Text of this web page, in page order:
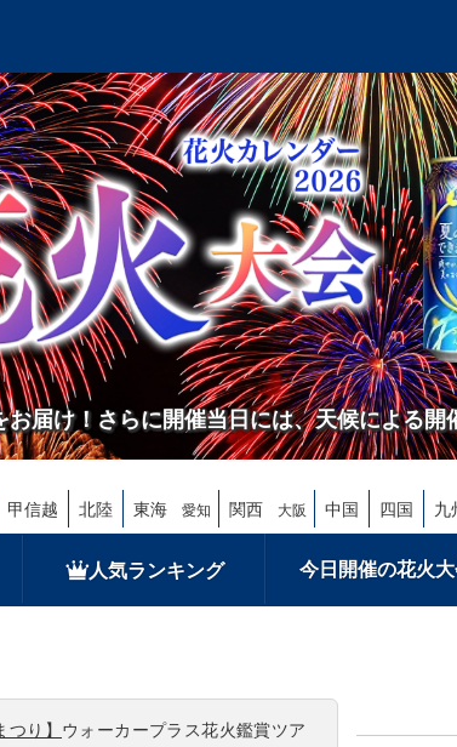
届け！さらに開催当日には、天候による開
甲信越 北陸 東海 愛知 関西 大阪 中国 四国 九
人気ランキング 今日開催の花火
つり】 ウォーカープラス花火鑑賞ツア